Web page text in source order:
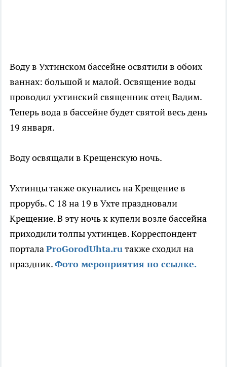
Воду в Ухтинском бассейне освятили в обоих
ваннах: большой и малой. Освящение воды
проводил ухтинский священник отец Вадим.
Теперь вода в бассейне будет святой весь день
19 января.
Воду освящали в Крещенскую ночь.
Ухтинцы также окунались на Крещение в
прорубь. C 18 на 19 в Ухте праздновали
Крещение. В эту ночь к купели возле бассейна
приходили толпы ухтинцев. Корреспондент
порталаProGorodUhta.ruтакже сходил на
праздник.Фото мероприятия по ссылке.